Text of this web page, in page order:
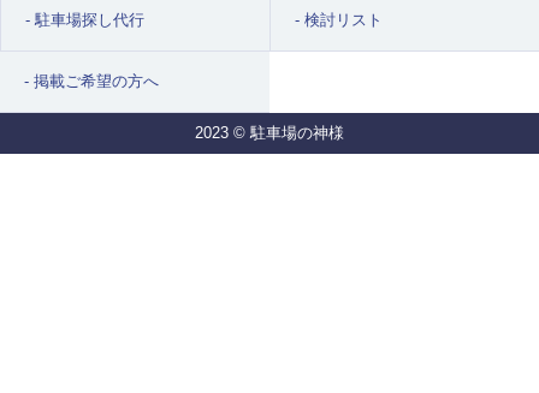
駐車場探し代行 検討リスト
掲載ご希望の方へ
2023 © 駐車場の神様